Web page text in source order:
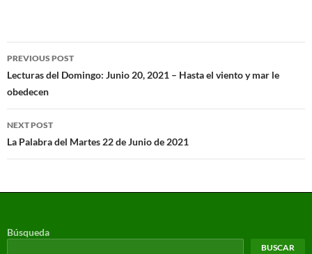
PREVIOUS POST
Lecturas del Domingo: Junio 20, 2021 – Hasta el viento y mar le
obedecen
NEXT POST
La Palabra del Martes 22 de Junio de 2021
Búsqueda
BUSCAR